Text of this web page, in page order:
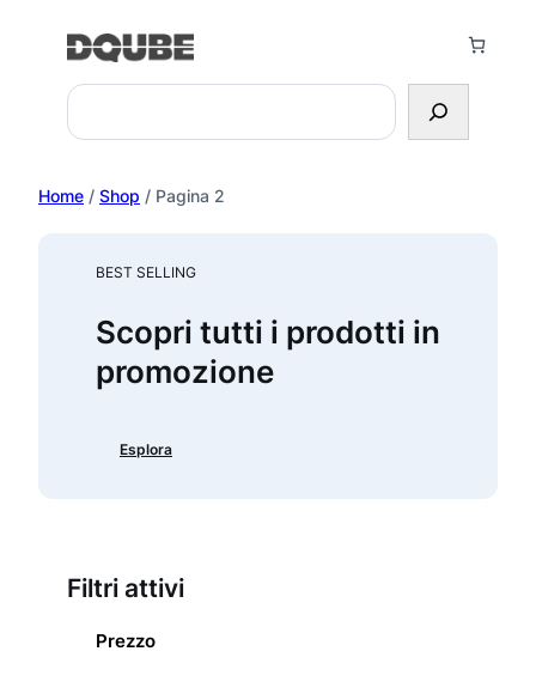
Search
Home / Shop / Pagina 2
BEST SELLING
Scopri tutti i prodotti in
promozione
Esplora
Filtri attivi
Prezzo